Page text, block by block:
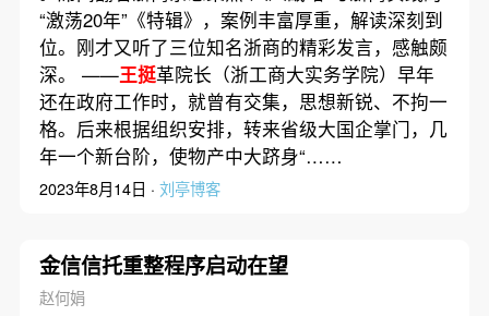
“激荡20年”《特辑》，案例丰富厚重，解读深刻到
位。刚才又听了三位知名浙商的精彩发言，感触颇
深。 ——王挺革院长（浙工商大实务学院）早年
还在政府工作时，就曾有交集，思想新锐、不拘一
格。后来根据组织安排，转来省级大国企掌门，几
年一个新台阶，使物产中大跻身“……
2023年8月14日 · 刘亭博客
金信信托重整程序启动在望
赵何娟